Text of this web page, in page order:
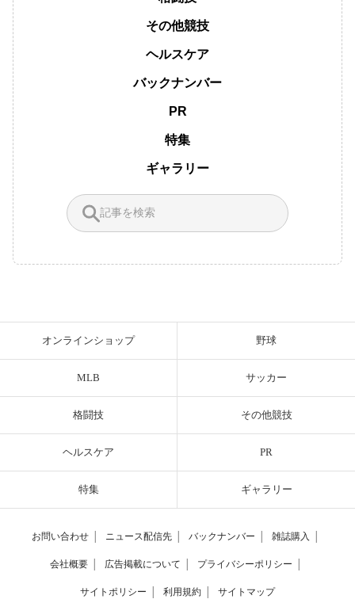
その他競技
ヘルスケア
バックナンバー
PR
特集
ギャラリー
オンラインショップ 野球
MLB サッカー
格闘技 その他競技
ヘルスケア PR
特集 ギャラリー
お問い合わせ ニュース配信先 バックナンバー 雑誌購入
会社概要 広告掲載について プライバシーポリシー
サイトポリシー 利用規約 サイトマップ